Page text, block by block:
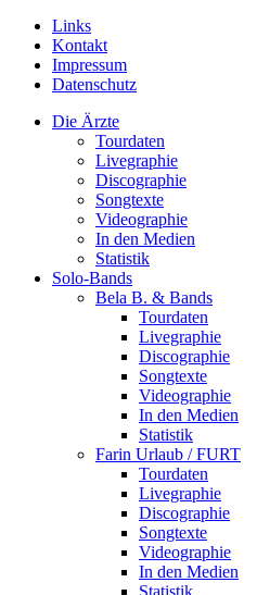
Links
Kontakt
Impressum
Datenschutz
Die Ärzte
Tourdaten
Livegraphie
Discographie
Songtexte
Videographie
In den Medien
Statistik
Solo-Bands
Bela B. & Bands
Tourdaten
Livegraphie
Discographie
Songtexte
Videographie
In den Medien
Statistik
Farin Urlaub / FURT
Tourdaten
Livegraphie
Discographie
Songtexte
Videographie
In den Medien